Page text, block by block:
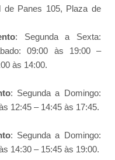
de Panes 105, Plaza de
: Segunda a Sexta:
09:00 às 19:00 –
às 14:00.
: Segunda a Domingo:
12:45 – 14:45 às 17:45.
: Segunda a Domingo:
14:30 – 15:45 às 19:00.